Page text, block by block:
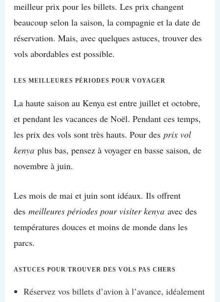
meilleur prix pour les billets. Les prix changent
beaucoup selon la saison, la compagnie et la date de
réservation. Mais, avec quelques astuces, trouver des
vols abordables est possible.
LES MEILLEURES PÉRIODES POUR VOYAGER
La haute saison au Kenya est entre juillet et octobre,
et pendant les vacances de Noël. Pendant ces temps,
les prix des vols sont très hauts. Pour des prix vol
kenyaplus bas, pensez à voyager en basse saison, de
novembre à juin.
Les mois de mai et juin sont idéaux. Ils offrent
des meilleures périodes pour visiter kenyaavec des
températures douces et moins de monde dans les
parcs.
ASTUCES POUR TROUVER DES VOLS PAS CHERS
Réservez vos billets d’avion à l’avance, idéalement